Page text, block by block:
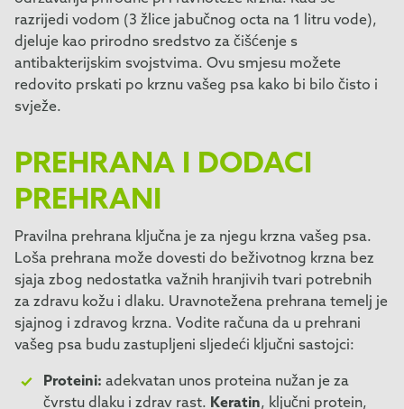
razrijedi vodom (3 žlice jabučnog octa na 1 litru vode),
djeluje kao prirodno sredstvo za čišćenje s
antibakterijskim svojstvima. Ovu smjesu možete
redovito prskati po krznu vašeg psa kako bi bilo čisto i
svježe.
PREHRANA I DODACI
PREHRANI
Pravilna prehrana ključna je za njegu krzna vašeg psa.
Loša prehrana može dovesti do beživotnog krzna bez
sjaja zbog nedostatka važnih hranjivih tvari potrebnih
za zdravu kožu i dlaku. Uravnotežena prehrana temelj je
sjajnog i zdravog krzna. Vodite računa da u prehrani
vašeg psa budu zastupljeni sljedeći ključni sastojci:
Proteini: adekvatan unos proteina nužan je za
čvrstu dlaku i zdrav rast. Keratin, ključni protein,